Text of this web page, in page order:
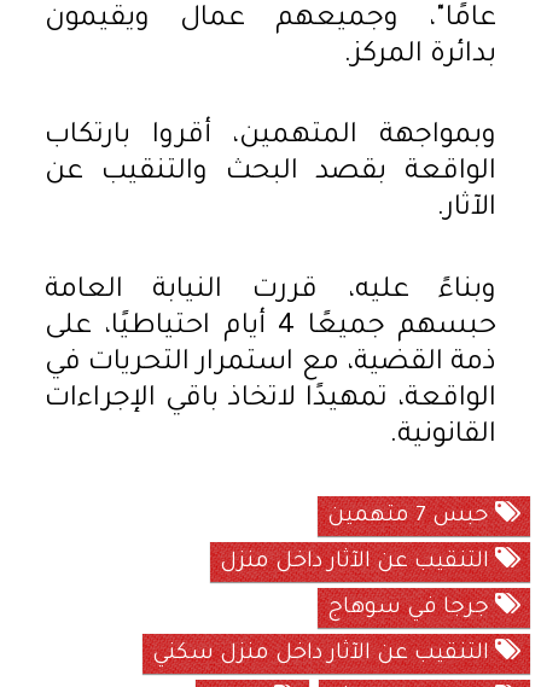
عامًا"، وجميعهم عمال ويقيمون
بدائرة المركز.
وبمواجهة المتهمين، أقروا بارتكاب
الواقعة بقصد البحث والتنقيب عن
الآثار.
وبناءً عليه، قررت النيابة العامة
حبسهم جميعًا 4 أيام احتياطيًا، على
ذمة القضية، مع استمرار التحريات في
الواقعة، تمهيدًا لاتخاذ باقي الإجراءات
القانونية.
حبس 7 متهمين
التنقيب عن الآثار داخل منزل
جرجا في سوهاج
التنقيب عن الآثار داخل منزل سكني